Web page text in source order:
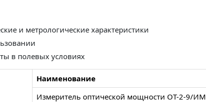
и метрологические характеристики
в полевых условиях
Наименование
Измеритель оптической мощности ОТ-2-9/ИМ